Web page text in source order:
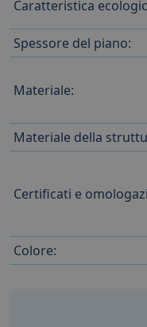
Caratteristica
Spessore del piano:
Materiale:
Materiale della
Certificati e
Colore: